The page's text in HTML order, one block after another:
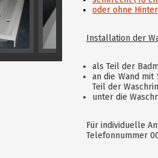
oder ohne
Installation der
als Teil der
an die Wand
Teil der
unter die
Für individuelle
Telefonnummer